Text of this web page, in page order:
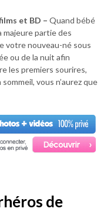
et BD – Quand bébé
majeure partie des
votre nouveau-né sous
ou de la nuit afin
les premiers sourires,
vous n’aurez que
de